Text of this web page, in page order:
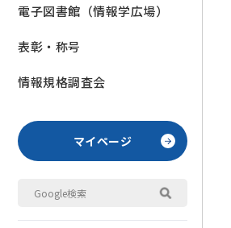
電子図書館（情報学広場）
表彰・称号
情報規格調査会
マイページ